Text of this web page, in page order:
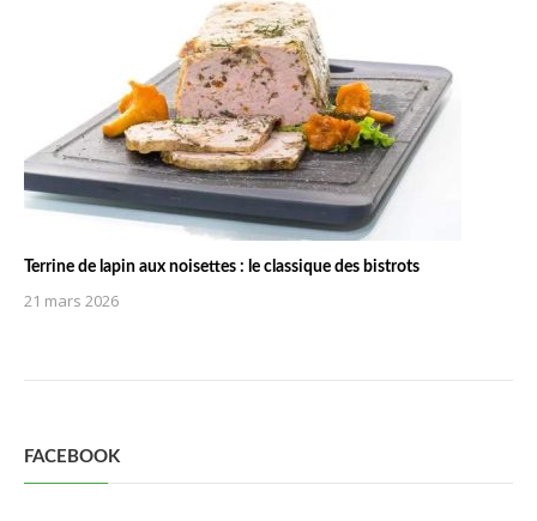
Terrine de lapin aux noisettes : le classique des bistrots
21 mars 2026
FACEBOOK